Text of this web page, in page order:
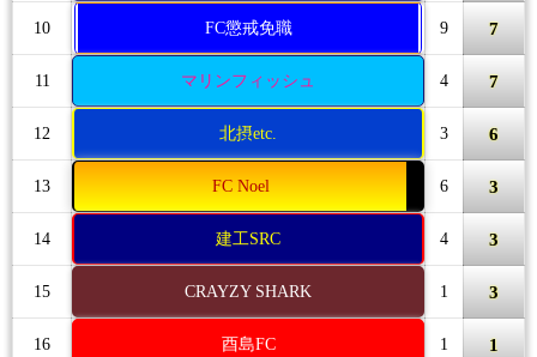
10 FC懲戒免職 9 7
11 マリンフィッシュ 4 7
12 北摂etc. 3 6
13 FC Noel 6 3
14 建工SRC 4 3
15 CRAYZY SHARK 1 3
16 酉島FC 1 1